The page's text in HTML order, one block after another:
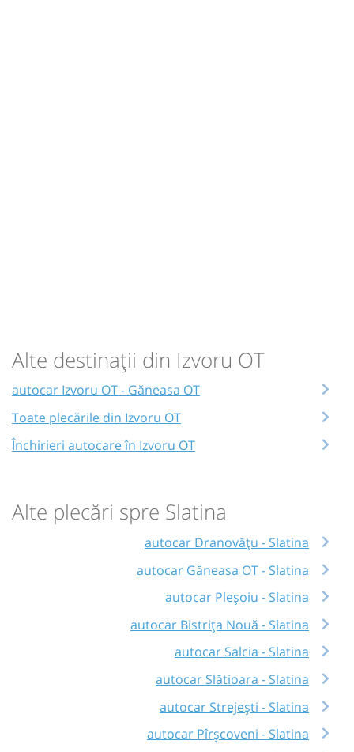
Alte destinații din Izvoru OT
autocar Izvoru OT - Găneasa OT
Toate plecările din Izvoru OT
Închirieri autocare în Izvoru OT
Alte plecări spre Slatina
autocar Dranovățu - Slatina
autocar Găneasa OT - Slatina
autocar Pleșoiu - Slatina
autocar Bistrița Nouă - Slatina
autocar Salcia - Slatina
autocar Slătioara - Slatina
autocar Strejești - Slatina
autocar Pîrșcoveni - Slatina